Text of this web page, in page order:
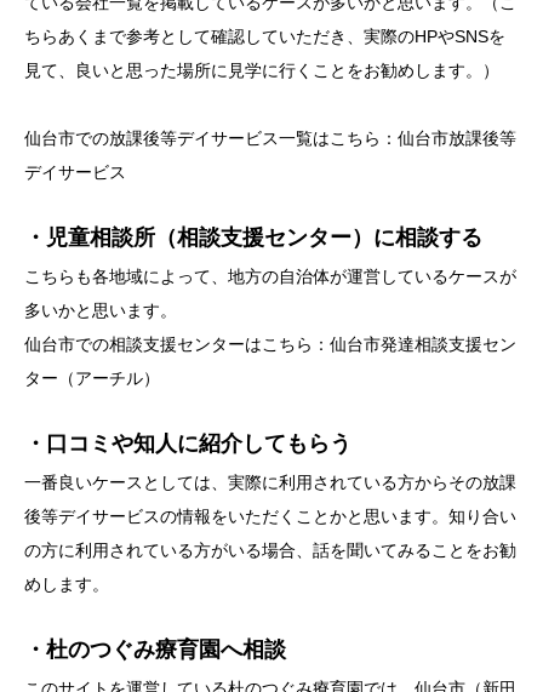
ちらあくまで参考として確認していただき、実際のHPやSNSを
見て、良いと思った場所に見学に行くことをお勧めします。）
仙台市での放課後等デイサービス一覧はこちら： 仙台市放課後等
デイサービス
・児童相談所（相談支援センター）に相談する
こちらも各地域によって、地方の自治体が運営しているケースが
多いかと思います。
仙台市での相談支援センターはこちら： 仙台市発達相談支援セン
ター（アーチル）
・口コミや知人に紹介してもらう
一番良いケースとしては、実際に利用されている方からその放課
後等デイサービスの情報をいただくことかと思います。知り合い
の方に利用されている方がいる場合、話を聞いてみることをお勧
めします。
・杜のつぐみ療育園へ相談